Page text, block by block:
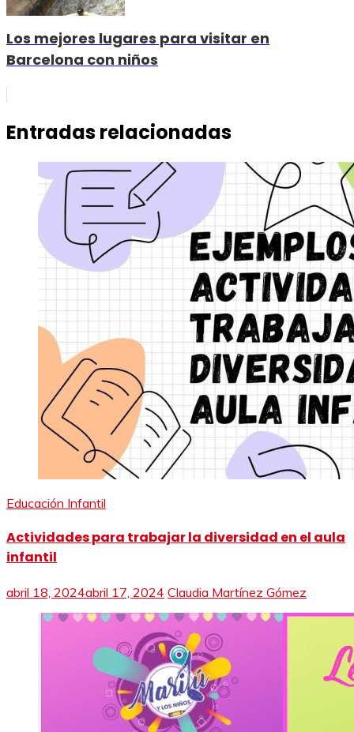
Los mejores lugares para visitar en
Barcelona con niños
Entradas relacionadas
Educación Infantil
Actividades para trabajar la diversidad en el aula
infantil
abril 18, 2024abril 17, 2024 Claudia Martínez Gómez